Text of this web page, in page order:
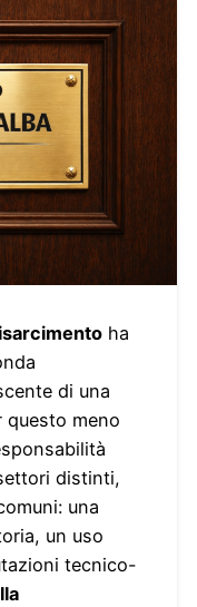
ha
di una
questo meno
distinti,
una
un uso
tecnico-